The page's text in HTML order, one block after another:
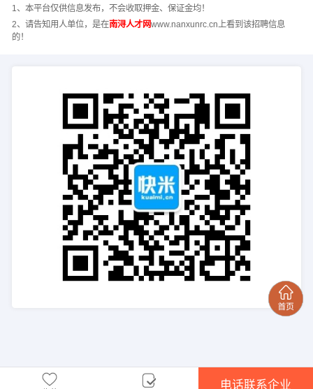
1、本平台仅供信息发布，不会收取押金、保证金均！
2、请告知用人单位，是在南浔人才网www.nanxunrc.cn上看到该招聘信息
的！
电话联系企业